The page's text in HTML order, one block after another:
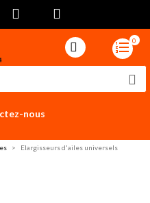
0
nous
Elargisseurs d'ailes universels